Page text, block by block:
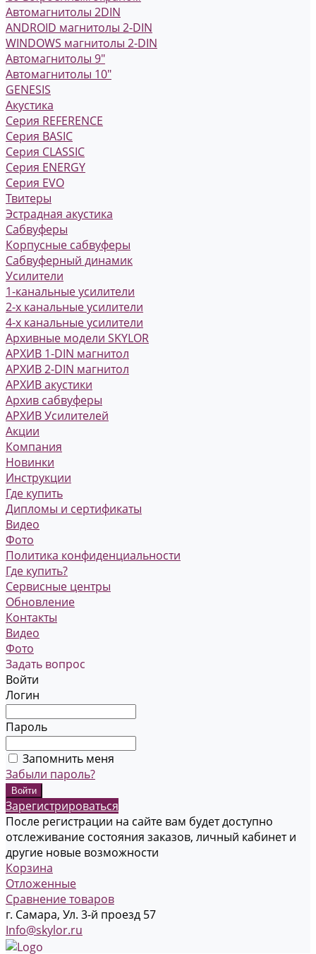
Автомагнитолы 2DIN
ANDROID магнитолы 2-DIN
WINDOWS магнитолы 2-DIN
Автомагнитолы 9"
Автомагнитолы 10"
GENESIS
Акустика
Серия REFERENCE
Серия BASIC
Серия CLASSIC
Серия ENERGY
Серия EVO
Твитеры
Эстрадная акустика
Сабвуферы
Корпусные сабвуферы
Сабвуферный динамик
Усилители
1-канальные усилители
2-х канальные усилители
4-х канальные усилители
Архивные модели SKYLOR
АРХИВ 1-DIN магнитол
АРХИВ 2-DIN магнитол
АРХИВ акустики
Архив сабвуферы
АРХИВ Усилителей
Акции
Компания
Новинки
Инструкции
Где купить
Дипломы и сертификаты
Видео
Фото
Политика конфиденциальности
Где купить?
Сервисные центры
Обновление
Контакты
Видео
Фото
Задать вопрос
Войти
Логин
Пароль
Запомнить меня
Забыли пароль?
Зарегистрироваться
После регистрации на сайте вам будет доступно
отслеживание состояния заказов, личный кабинет и
другие новые возможности
Корзина
Отложенные
Сравнение товаров
г. Самара, Ул. 3-й проезд 57
Info@skylor.ru